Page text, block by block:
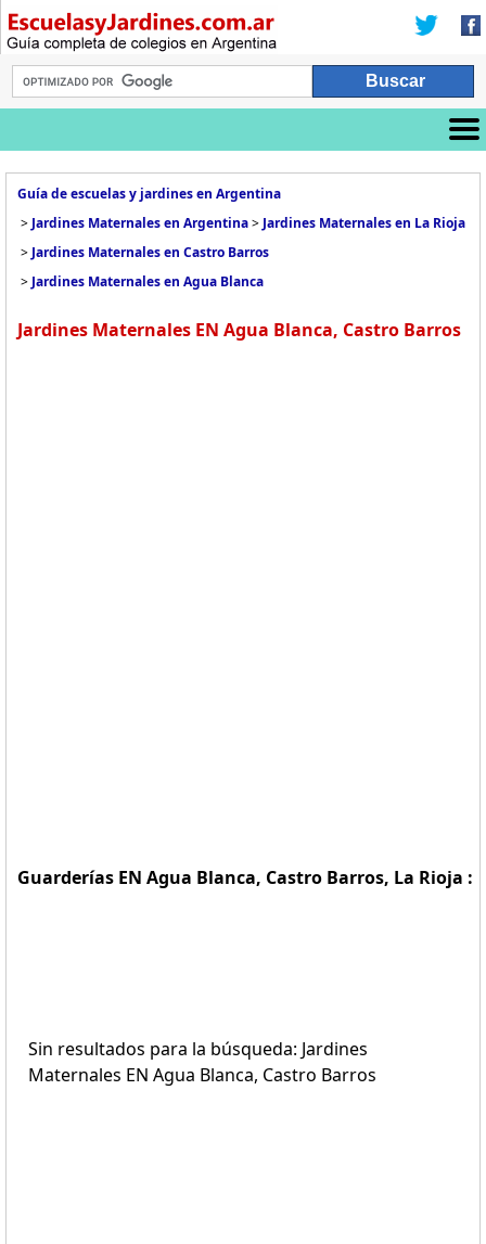
Guía de escuelas y jardines en Argentina
> Jardines Maternales en Argentina> Jardines Maternales en La Rioja
> Jardines Maternales en Castro Barros
> Jardines Maternales en Agua Blanca
Jardines Maternales EN Agua Blanca, Castro Barros
Guarderías EN Agua Blanca, Castro Barros, La Rioja :
Sin resultados para la búsqueda: Jardines
Maternales EN Agua Blanca, Castro Barros